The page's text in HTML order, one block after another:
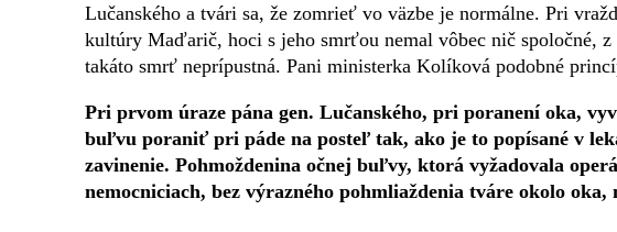
Lučanského a tvári sa, že zomrieť vo väzbe je normálne. Pri
kultúry Maďarič, hoci s jeho smrťou nemal vôbec nič spoločné,
takáto smrť neprípustná. Pani ministerka Kolíková podobné
Pri prvom úraze pána gen. Lučanského, pri poranení oka,
buľvu poraniť pri páde na posteľ tak, ako je to popísané v
zavinenie. Pohmoždenina očnej buľvy, ktorá vyžadovala
nemocniciach, bez výrazného pohmliaždenia tváre okolo